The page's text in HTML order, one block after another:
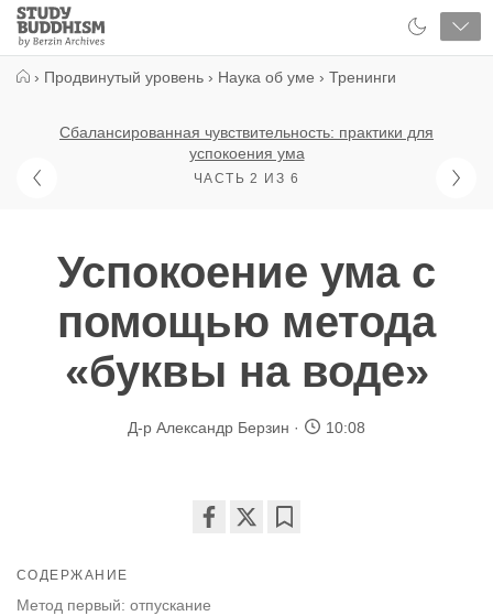
Close
Study
Buddhism
› Продвинутый уровень › Наука об уме › Тренинги
Сбалансированная чувствительность: практики для
успокоения ума
ЧАСТЬ 2 ИЗ 6
Успокоение ума с
помощью метода
«буквы на воде»
Д-р Александр Берзин 10:08
СОДЕРЖАНИЕ
Метод первый: отпускание